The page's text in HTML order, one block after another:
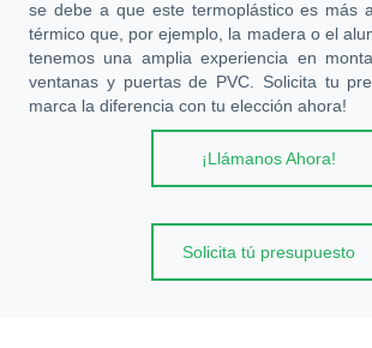
se debe a que este termoplástico es más
térmico que, por ejemplo, la madera o el
tenemos una amplia experiencia en
ventanas y puertas de PVC. Solicita tu
marca la diferencia con tu elección ahora!
¡Llámanos Ahora!
Solicita tú presupuesto